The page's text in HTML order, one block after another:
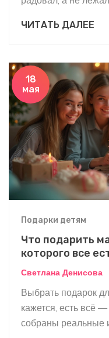
практические
узнаете, что
детей, как не
подарок
запоминающимся.
по игрушкам, но и
необычным
лишней воды.
ЧИТАТЬ ДАЛЕЕ
18
мая
Подарки детям
Что подарить
которого все
полезных
Светлана Денисова
Выбрать подарок
кажется, есть всё —
собраны реальные